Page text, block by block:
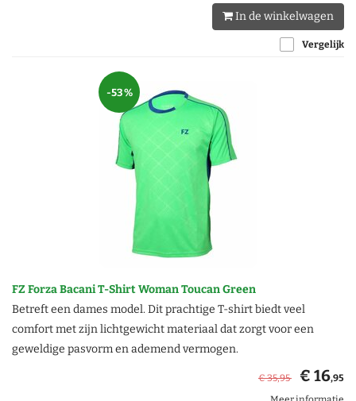
In de winkelwagen
Vergelijk
-53 %
FZ Forza Bacani T-Shirt Woman Toucan Green
Betreft een dames model. Dit prachtige T-shirt biedt veel
comfort met zijn lichtgewicht materiaal dat zorgt voor een
geweldige pasvorm en ademend vermogen.
€ 35,95 € 16,95